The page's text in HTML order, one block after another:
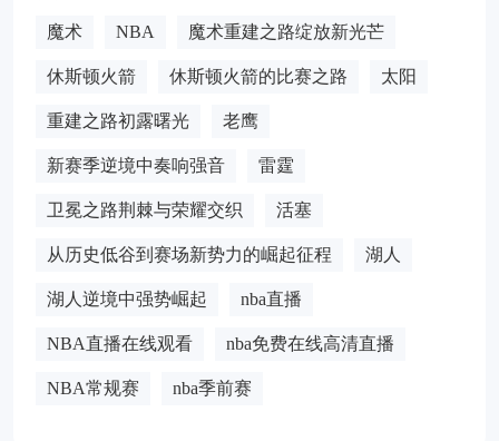
魔术 NBA 魔术重建之路绽放新光芒
休斯顿火箭 休斯顿火箭的比赛之路 太阳
重建之路初露曙光 老鹰
新赛季逆境中奏响强音 雷霆
卫冕之路荆棘与荣耀交织 活塞
从历史低谷到赛场新势力的崛起征程 湖人
湖人逆境中强势崛起 nba直播
NBA直播在线观看 nba免费在线高清直播
NBA常规赛 nba季前赛